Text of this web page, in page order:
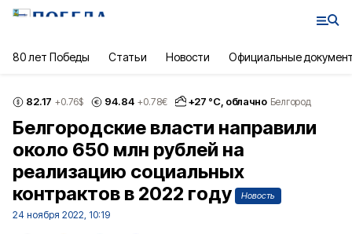
80 лет Победы Статьи Новости Официальные
82.17 +0.76$ 94.84 +0.78€ +27 °С, облачно Белгород
Белгородские власти направили
около 650 млн рублей на
реализацию социальных
контрактов в 2022 году
Новость
24 ноября 2022, 10:19